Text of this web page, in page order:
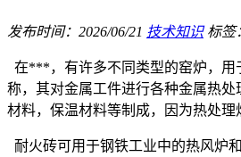
发布时间：2026/06/21 技术知识 标签
在***，有许多不同类型的窑炉，用
称，其对金属工件进行各种金属热
材料，保温材料等制成，因为热处
耐火砖可用于钢铁工业中的热风炉